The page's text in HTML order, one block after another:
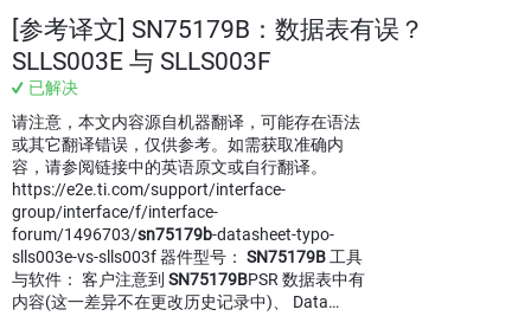
[参考译文] SN75179B：数据表有误？
SLLS003E 与 SLLS003F
已解决
请注意，本文内容源自机器翻译，可能存在语法
或其它翻译错误，仅供参考。如需获取准确内
容，请参阅链接中的英语原文或自行翻译。
https://e2e.ti.com/support/interface-
group/interface/f/interface-
forum/1496703/sn75179b-datasheet-typo-
slls003e-vs-slls003f 器件型号： SN75179B 工具
与软件： 客户注意到 SN75179BPSR 数据表中有
内容(这一差异不在更改历史记录中)、 Data…